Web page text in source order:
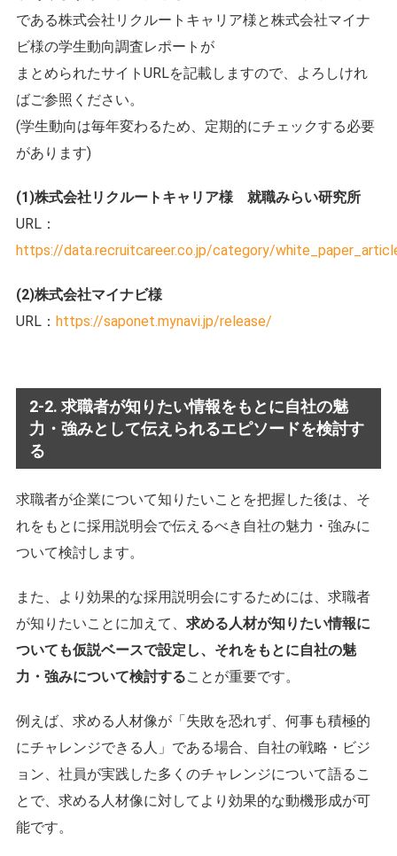
である株式会社リクルートキャリア様と株式会社マイナ
ビ様の学生動向調査レポートが
まとめられたサイトURLを記載しますので、よろしけれ
ばご参照ください。
(学生動向は毎年変わるため、定期的にチェックする必要
があります)
(1)株式会社リクルートキャリア様 就職みらい研究所
URL：
https://data.recruitcareer.co.jp/category/
(2)株式会社マイナビ様
URL： https://saponet.mynavi.jp/release/
2-2. 求職者が知りたい情報をもとに自社の魅
力・強みとして伝えられるエピソードを検討す
る
求職者が企業について知りたいことを把握した後は、そ
れをもとに採用説明会で伝えるべき自社の魅力・強みに
ついて検討します。
また、より効果的な採用説明会にするためには、求職者
が知りたいことに加えて、 求める人材が知りたい情報に
ついても仮説ベースで設定し、それをもとに自社の魅
力・強みについて検討することが重要です。
例えば、求める人材像が「失敗を恐れず、何事も積極的
にチャレンジできる人」である場合、自社の戦略・ビジ
ョン、社員が実践した多くのチャレンジについて語るこ
とで、求める人材像に対してより効果的な動機形成が可
能です。